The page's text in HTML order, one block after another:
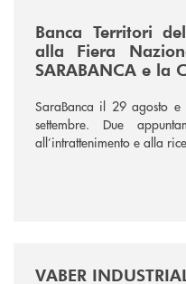
Banca Territori
alla Fiera
SARABANCA e la
SaraBanca il 29 agosto
settembre. Due
all’intrattenimento e alla
VABER